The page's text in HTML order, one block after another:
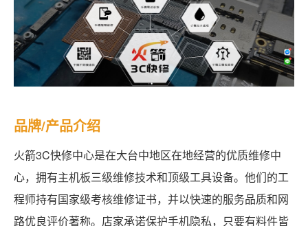
品牌/产品介绍
火箭3C快修中心是在大台中地区在地经营的优质维修中
心，拥有主机板三级维修技术和顶级工具设备。他们的工
程师持有国家级考核维修证书，并以快速的服务品质和网
路优良评价著称。店家承诺保护手机隐私，只要有料件皆